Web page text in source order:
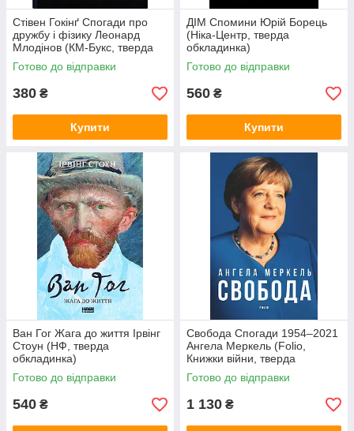
Стівен Гокінґ Спогади про
дружбу і фізику Леонард
Млодінов (КМ-Букс, тверда
обкладинка)
Готово до відправки
380 ₴
Купити
ДІМ Спомини Юрій Борець
(Ніка-Центр, тверда
обкладинка)
Готово до відправки
560 ₴
Купити
Ван Гог Жага до життя Ірвінг
Стоун (НФ, тверда
обкладинка)
Готово до відправки
540 ₴
Свобода Спогади 1954–2021
Ангела Меркель (Folio,
Книжки війни, тверда
обкладинка)
Готово до відправки
1 130 ₴